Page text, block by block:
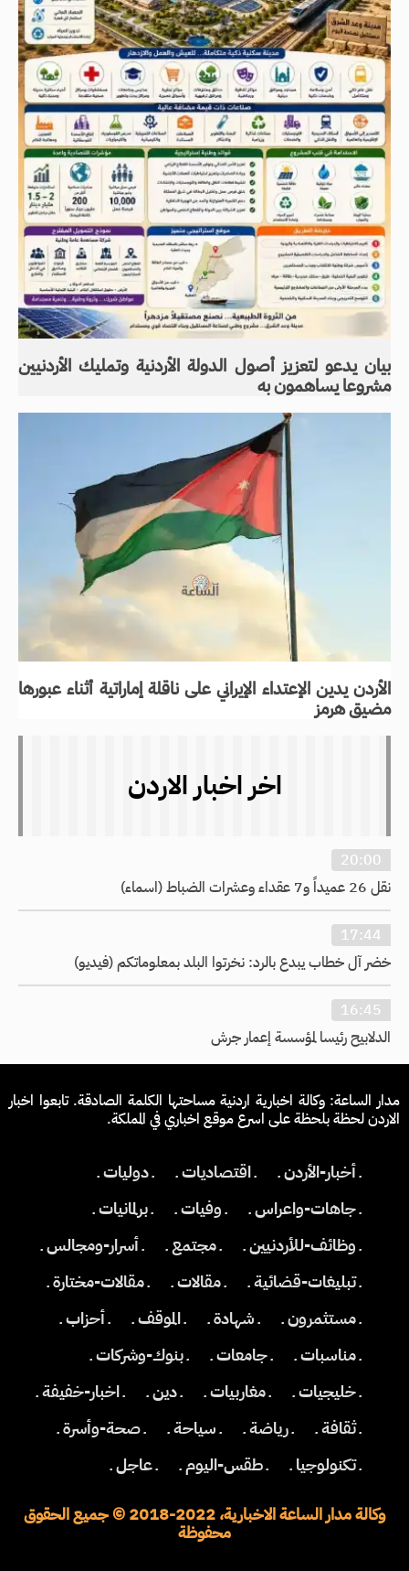
بيان يدعو لتعزيز أصول الدولة الأردنية وتمليك الأردنيين
مشروعا يساهمون به
الأردن يدين الإعتداء الإيراني على ناقلة إماراتية أثناء عبورها
مضيق هرمز
اخر اخبار الاردن
20:00
نقل 26 عميداً و7 عقداء وعشرات الضباط (اسماء)
17:44
خضر آل خطاب يبدع بالرد: نخرتوا البلد بمعلوماتكم (فيديو)
16:45
الدلابيح رئيسا لمؤسسة إعمار جرش
مدار الساعة: وكالة اخبارية اردنية مساحتها الكلمة الصادقة. تابعوا اخبار
الاردن لحظة بلحظة على اسرع موقع اخباري في المملكة.
ـ أخبار-الأردن ـ ـ اقتصاديات ـ
ـ دوليات ـ
ـ جاهات-واعراس ـ
ـ وفيات ـ
ـ برلمانيات ـ
ـ وظائف-للأردنيين ـ
ـ مجتمع ـ
ـ أسرار-ومجالس ـ
ـ تبليغات-قضائية ـ
ـ مقالات ـ
ـ مقالات-مختارة ـ
ـ مستثمرون ـ
ـ شهادة ـ ـ الموقف ـ
ـ أحزاب ـ
ـ مناسبات ـ
ـ جامعات ـ
ـ بنوك-وشركات ـ
ـ خليجيات ـ
ـ مغاربيات ـ ـ دين ـ
ـ اخبار-خفيفة ـ
ـ ثقافة ـ
ـ رياضة ـ ـ سياحة ـ
ـ صحة-وأسرة ـ
ـ تكنولوجيا ـ
ـ طقس-اليوم ـ ـ عاجل ـ
وكالة مدار الساعة الاخبارية، 2022-2018 © جميع الحقوق
محفوظة